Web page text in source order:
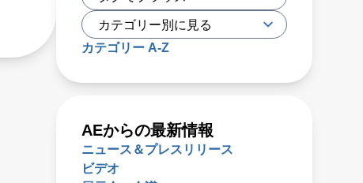
カテゴリー A-Z
AEからの最新情報
ニュース＆プレスリリース
ビデオ